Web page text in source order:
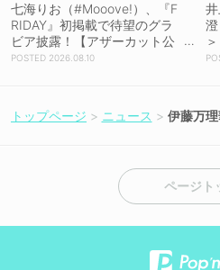
七海りお（#Mooove!）、『F
RIDAY』初掲載で待望のグラ
ビア披露！【アザーカット公
開】
2026.08.10
トップページ ニュース
伊藤万
ページト